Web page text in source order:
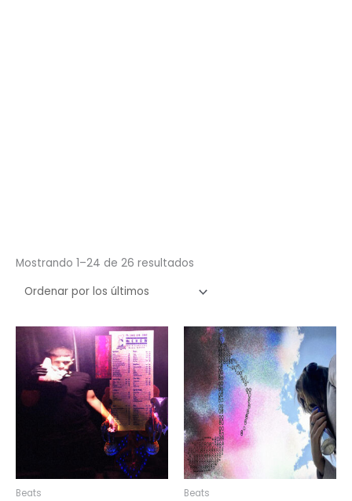
Mostrando 1–24 de 26 resultados
últimos
Beats Beats